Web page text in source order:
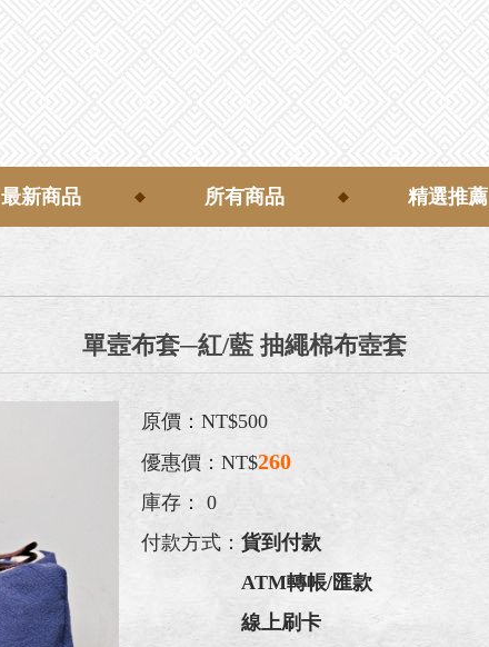
最新商品 所有商品 精選推薦
單壼布套─紅/藍 抽繩棉布壺套
原價：NT$500
優惠價：NT$260
庫存： 0
付款方式： 貨到付款
ATM轉帳/匯款
線上刷卡